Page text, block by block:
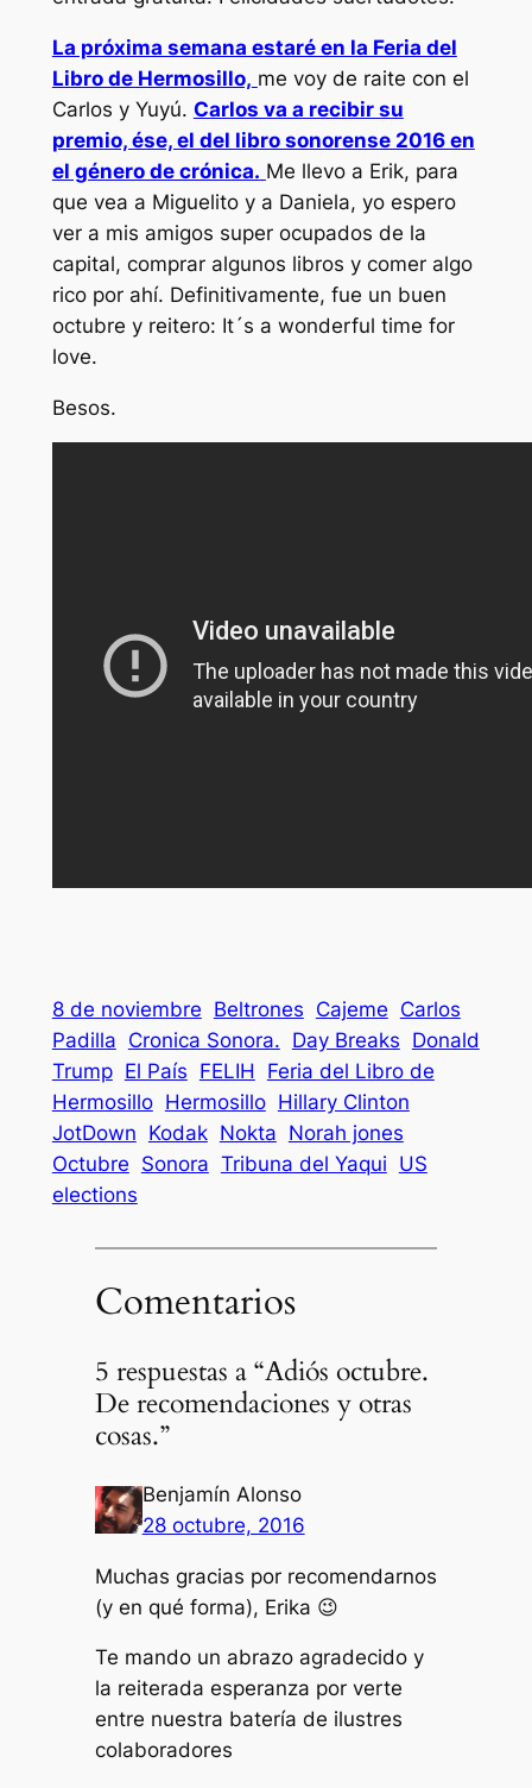
La próxima semana estaré en la Feria del
Libro de Hermosillo, me voy de raite con el
Carlos y Yuyú. Carlos va a recibir su
premio, ése, el del libro sonorense 2016 en
el género de crónica. Me llevo a Erik, para
que vea a Miguelito y a Daniela, yo espero
ver a mis amigos super ocupados de la
capital, comprar algunos libros y comer algo
rico por ahí. Definitivamente, fue un buen
octubre y reitero: It´s a wonderful time for
love.
Besos.
8 de noviembre Beltrones Cajeme Carlos
Padilla Cronica Sonora. Day Breaks Donald
Trump El País FELIH
Feria del Libro de
Hermosillo Hermosillo Hillary Clinton
JotDown Kodak Nokta Norah jones
Octubre Sonora Tribuna del Yaqui US
elections
Comentarios
5 respuestas a “Adiós octubre.
De recomendaciones y otras
cosas.”
Benjamín Alonso
28 octubre, 2016
Muchas gracias por recomendarnos
(y en qué forma), Erika 😉
Te mando un abrazo agradecido y
la reiterada esperanza por verte
entre nuestra batería de ilustres
colaboradores